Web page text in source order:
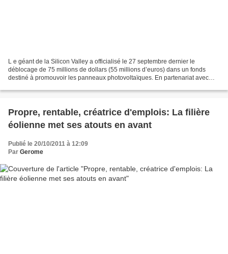
L e géant de la Silicon Valley a officialisé le 27 septembre dernier le
déblocage de 75 millions de dollars (55 millions d’euros) dans un fonds
destiné à promouvoir les panneaux photovoltaïques. En partenariat avec
Propre, rentable, créatrice d'emplois: La filière
éolienne met ses atouts en avant
Publié le 20/10/2011 à 12:09
Par Gerome